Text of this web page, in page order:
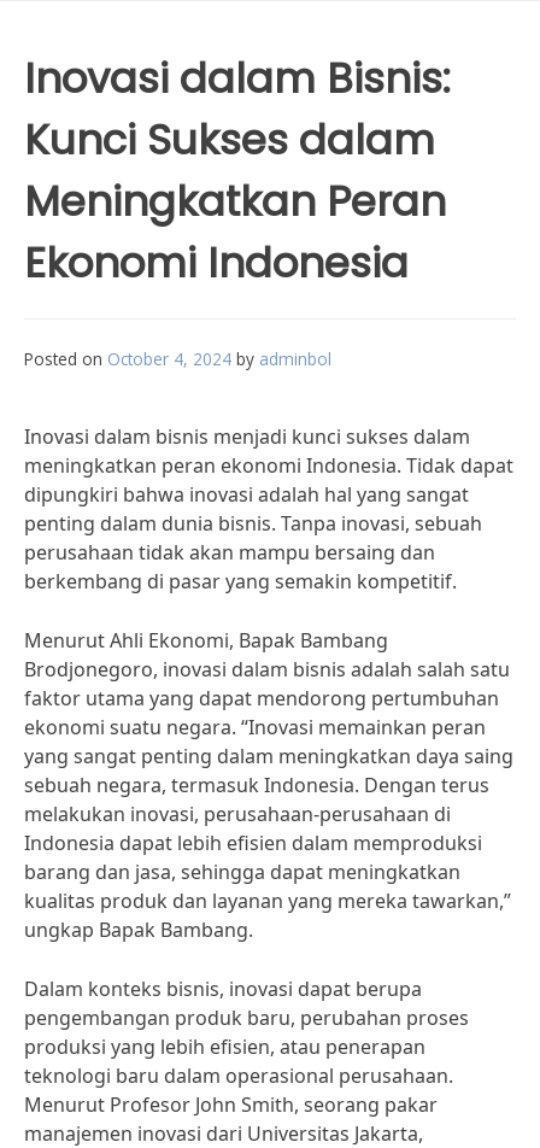
Inovasi dalam Bisnis:
Kunci Sukses dalam
Meningkatkan Peran
Ekonomi Indonesia
Posted on October 4, 2024 by adminbol
Inovasi dalam bisnis menjadi kunci sukses dalam
meningkatkan peran ekonomi Indonesia. Tidak dapat
dipungkiri bahwa inovasi adalah hal yang sangat
penting dalam dunia bisnis. Tanpa inovasi, sebuah
perusahaan tidak akan mampu bersaing dan
berkembang di pasar yang semakin kompetitif.
Menurut Ahli Ekonomi, Bapak Bambang
Brodjonegoro, inovasi dalam bisnis adalah salah satu
faktor utama yang dapat mendorong pertumbuhan
ekonomi suatu negara. “Inovasi memainkan peran
yang sangat penting dalam meningkatkan daya saing
sebuah negara, termasuk Indonesia. Dengan terus
melakukan inovasi, perusahaan-perusahaan di
Indonesia dapat lebih efisien dalam memproduksi
barang dan jasa, sehingga dapat meningkatkan
kualitas produk dan layanan yang mereka tawarkan,”
ungkap Bapak Bambang.
Dalam konteks bisnis, inovasi dapat berupa
pengembangan produk baru, perubahan proses
produksi yang lebih efisien, atau penerapan
teknologi baru dalam operasional perusahaan.
Menurut Profesor John Smith, seorang pakar
manajemen inovasi dari Universitas Jakarta,